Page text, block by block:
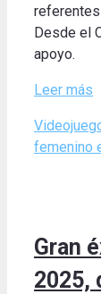
Desde el
apoyo.
Leer más
Categories
femenino
Gran
2025,